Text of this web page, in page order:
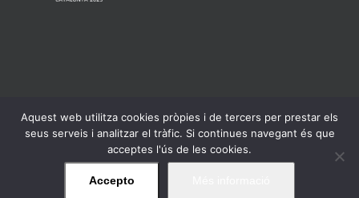
Consell Regulador de la Denominació d'Origen Qualificada
Priorat -Avís legal
Aquest web utilitza cookies pròpies i de tercers per prestar els
seus serveis i analitzar el tràfic. Si continues navegant és que
acceptes l'ús de les cookies.
Accepto